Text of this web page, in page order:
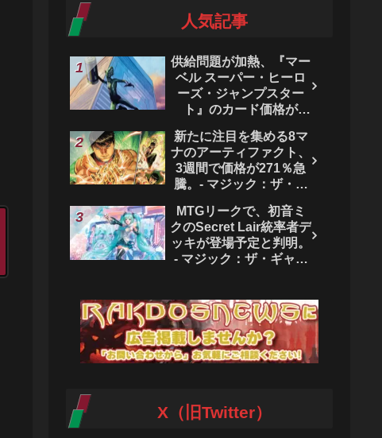
人気記事
供給問題が加熱、『マー
ベル スーパー・ヒーロ
ーズ・ジャンプスター
ト』のカード価格が
ク：ザ・ギャザリング
新たに注目を集める8マ
ナのアーティファクト、
3週間で価格が271％急
騰。- マジック：ザ・ギ
MTGリークで、初音ミ
クのSecret Lair統率者デ
ッキが登場予定と判明。
- マジック：ザ・ギャザ
X（旧Twitter）